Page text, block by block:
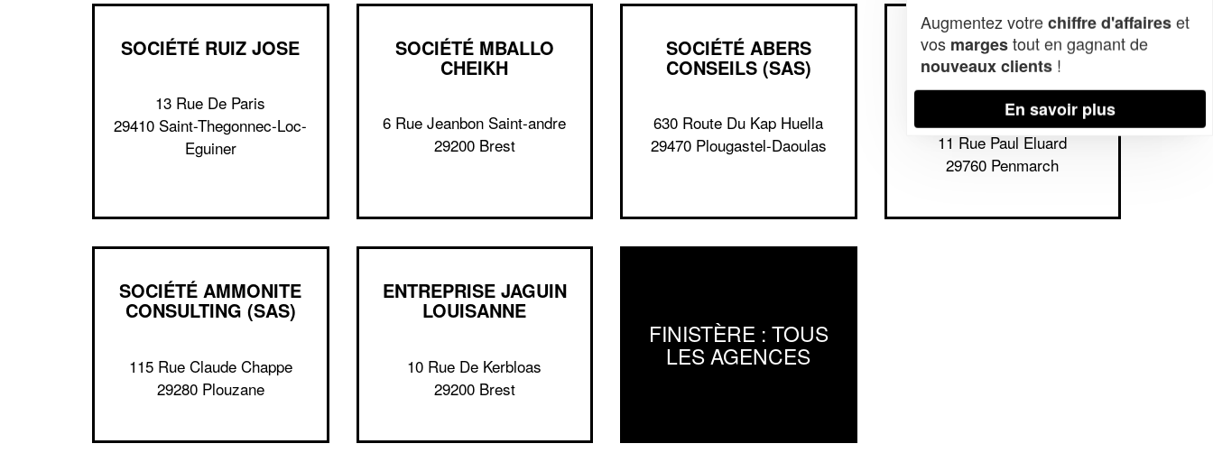
SOCIÉTÉ RUIZ JOSE
13 Rue De Paris
29410 Saint-Thegonnec-Loc-
Eguiner
SOCIÉTÉ MBALLO
CHEIKH
6 Rue Jeanbon Saint-andre
29200 Brest
SOCIÉTÉ ABERS
CONSEILS (SAS)
630 Route Du Kap Huella
29470 Plougastel-Daoulas
ENTREPRISE
KILWINNING CONSEIL
(SAS)
11 Rue Paul Eluard
29760 Penmarch
SOCIÉTÉ AMMONITE
CONSULTING (SAS)
115 Rue Claude Chappe
29280 Plouzane
ENTREPRISE JAGUIN
LOUISANNE
10 Rue De Kerbloas
29200 Brest
FINISTÈRE : TOUS
LES AGENCES
Augmentez votrechiffre d'affaireset
vos margestout en gagnant de
nouveaux clients !
En savoir plus